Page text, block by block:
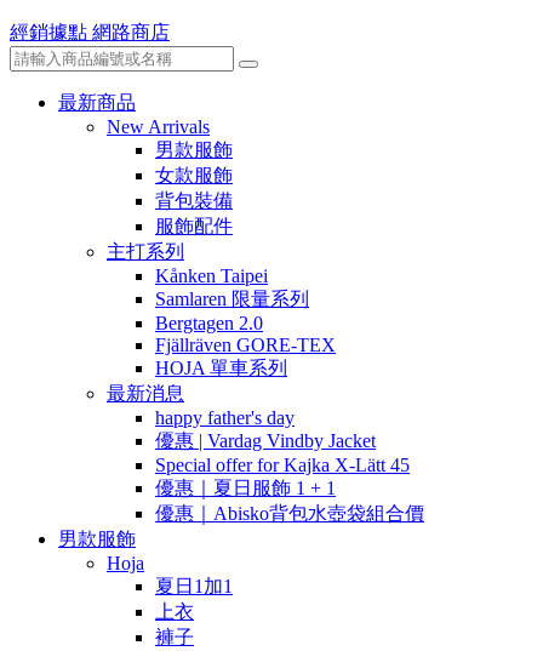
經銷據點 網路商店
最新商品
New Arrivals
男款服飾
女款服飾
背包裝備
服飾配件
主打系列
Kånken Taipei
Samlaren 限量系列
Bergtagen 2.0
Fjällräven GORE-TEX
HOJA 單車系列
最新消息
happy father's day
優惠 | Vardag Vindby Jacket
Special offer for Kajka X-Lätt 45
優惠｜夏日服飾 1 + 1
優惠｜Abisko背包水壺袋組合價
男款服飾
Hoja
夏日1加1
上衣
褲子